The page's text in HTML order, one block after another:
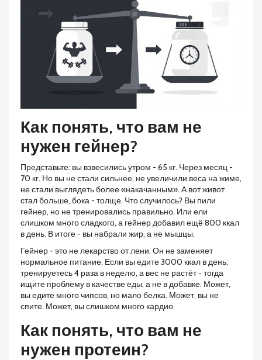
Как понять, что вам не
нужен гейнер?
Представьте: вы взвесились утром - 65 кг. Через месяц -
70 кг. Но вы не стали сильнее, не увеличили веса на жиме,
не стали выглядеть более «накачанным». А вот живот
стал больше, бока - толще. Что случилось? Вы пили
гейнер, но не тренировались правильно. Или ели
слишком много сладкого, а гейнер добавил ещё 800 ккал
в день. В итоге - вы набрали жир, а не мышцы.
Гейнер - это не лекарство от лени. Он не заменяет
нормальное питание. Если вы едите 3000 ккал в день,
тренируетесь 4 раза в неделю, а вес не растёт - тогда
ищите проблему в качестве еды, а не в добавке. Может,
вы едите много чипсов, но мало белка. Может, вы не
спите. Может, вы слишком много кардио.
Как понять, что вам не
нужен протеин?